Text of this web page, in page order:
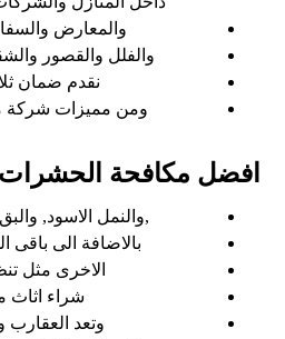
والمعارض
والفلل والقصور
نقدم ضمان
ومن مميزات شركة
افضل مكافحة
,والنمل الاسود,
بالاضافة الى باقى
الاخرى مثل
شراء اثاث
وتعد العقارب